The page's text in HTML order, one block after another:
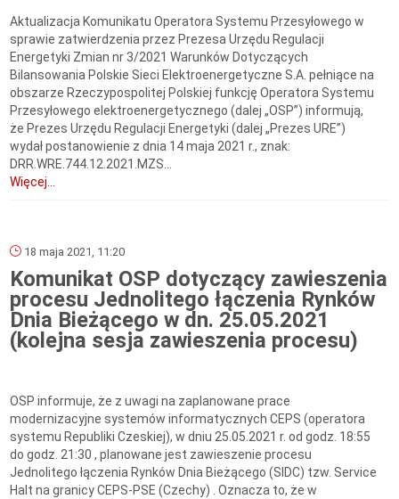
Aktualizacja Komunikatu Operatora Systemu Przesyłowego w
sprawie zatwierdzenia przez Prezesa Urzędu Regulacji
Energetyki Zmian nr 3/2021 Warunków Dotyczących
Bilansowania Polskie Sieci Elektroenergetyczne S.A. pełniące na
obszarze Rzeczypospolitej Polskiej funkcję Operatora Systemu
Przesyłowego elektroenergetycznego (dalej „OSP”) informują,
że Prezes Urzędu Regulacji Energetyki (dalej „Prezes URE”)
wydał postanowienie z dnia 14 maja 2021 r., znak:
DRR.WRE.744.12.2021.MZS...
Więcej...
18 maja 2021, 11:20
Komunikat OSP dotyczący zawieszenia
procesu Jednolitego łączenia Rynków
Dnia Bieżącego w dn. 25.05.2021
(kolejna sesja zawieszenia procesu)
OSP informuje, że z uwagi na zaplanowane prace
modernizacyjne systemów informatycznych CEPS (operatora
systemu Republiki Czeskiej), w dniu 25.05.2021 r. od godz. 18:55
do godz. 21:30 , planowane jest zawieszenie procesu
Jednolitego łączenia Rynków Dnia Bieżącego (SIDC) tzw. Service
Halt na granicy CEPS-PSE (Czechy) . Oznacza to, że w